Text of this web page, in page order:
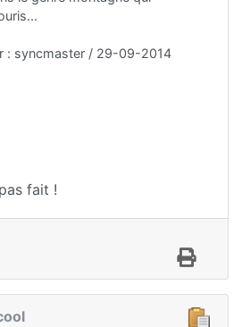
: syncmaster / 29-09-2014
fait !